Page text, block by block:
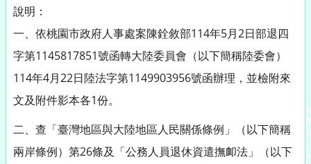
說明：
一、依桃園市政府人事處案陳銓敘部114年5月2日部退四
字第1145817851號函轉大陸委員會（以下簡稱陸委會）
114年4月22日陸法字第1149903956號函辦理，並檢附來
文及附件影本各1份。
二、查「臺灣地區與大陸地區人民關係條例」（以下簡稱
兩岸條例）第26條及「公務人員退休資遣撫卹法」（以下